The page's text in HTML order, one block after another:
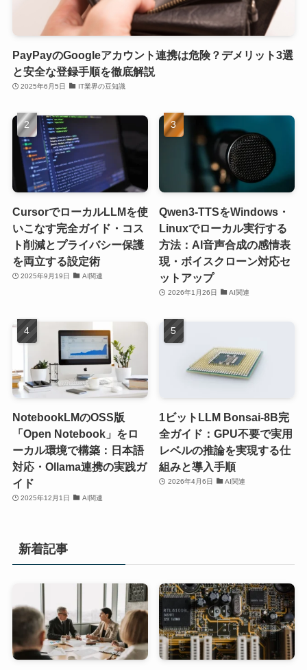
PayPayのGoogleアカウント連携は危険？デメリット3選
と安全な登録手順を徹底解説
2025年6月5日 IT業界の豆知識
CursorでローカルLLMを使
いこなす完全ガイド・コス
ト削減とプライバシー保護
を両立する設定術
2025年9月19日 AI関連
Qwen3-TTSをWindows・
Linuxでローカル実行する
方法：AI音声合成の感情表
現・ボイスクローン対応セ
ットアップ
2026年1月26日 AI関連
NotebookLMのOSS版
「Open Notebook」をロ
ーカル環境で構築：日本語
対応・Ollama連携の実践ガ
イド
2025年12月1日 AI関連
1ビットLLM Bonsai-8B完
全ガイド：GPU不要で実用
レベルの推論を実現する仕
組みと導入手順
2026年4月6日 AI関連
新着記事